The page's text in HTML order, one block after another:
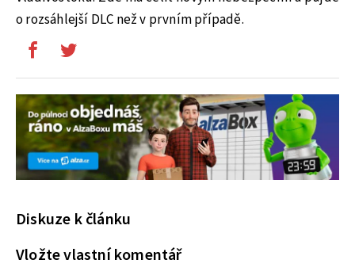
o rozsáhlejší DLC než v prvním případě.
Diskuze k článku
Vložte vlastní komentář